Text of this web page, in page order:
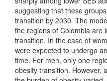
suggesting that these
transition by 2030. The
the regions of Colombia are
transition. In the case of
were expected to undergo
time. For men, only one
obesity transition. However,